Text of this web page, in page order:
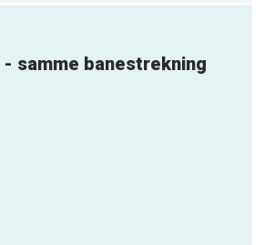
samme banestrekning